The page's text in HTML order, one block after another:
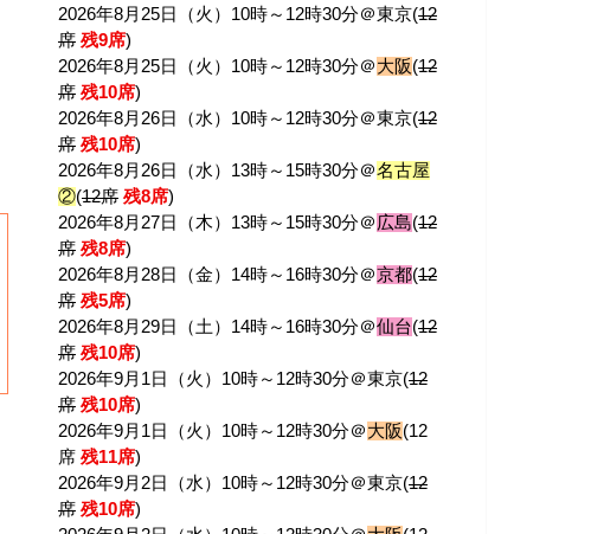
2026年8月25日（火）10時～12時30分＠東京(12
席 残9席)
2026年8月25日（火）10時～12時30分＠大阪(12
席 残10席)
2026年8月26日（水）10時～12時30分＠東京(12
席 残10席)
2026年8月26日（水）13時～15時30分＠名古屋
②(12席 残8席)
2026年8月27日（木）13時～15時30分＠広島(12
席 残8席)
2026年8月28日（金）14時～16時30分＠京都(12
席 残5席)
2026年8月29日（土）14時～16時30分＠仙台(12
席 残10席)
2026年9月1日（火）10時～12時30分＠東京(12
席 残10席)
2026年9月1日（火）10時～12時30分＠大阪(12
席 残11席)
2026年9月2日（水）10時～12時30分＠東京(12
席 残10席)